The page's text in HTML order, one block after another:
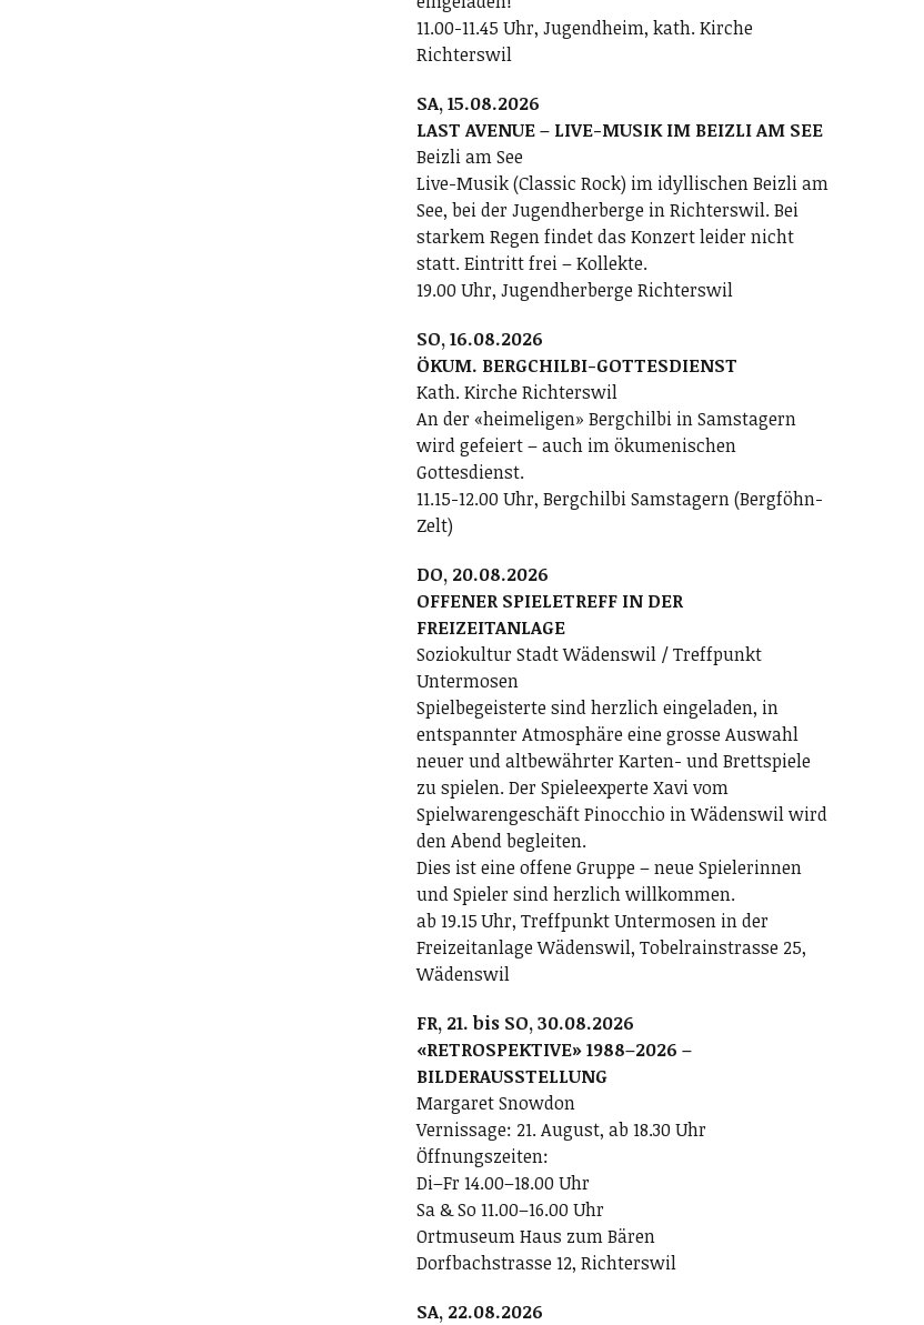
11.00-11.45 Uhr, Jugendheim, kath. Kirche
Richterswil
SA, 15.08.2026
LAST AVENUE – LIVE-MUSIK IM BEIZLI AM SEE
Beizli am See
Live-Musik (Classic Rock) im idyllischen Beizli am
See, bei der Jugendherberge in Richterswil. Bei
starkem Regen findet das Konzert leider nicht
statt. Eintritt frei – Kollekte.
19.00 Uhr, Jugendherberge Richterswil
SO, 16.08.2026
ÖKUM. BERGCHILBI-GOTTESDIENST
Kath. Kirche Richterswil
An der «heimeligen» Bergchilbi in Samstagern
wird gefeiert – auch im ökumenischen
Gottesdienst.
11.15-12.00 Uhr, Bergchilbi Samstagern (Bergföhn-
Zelt)
DO, 20.08.2026
OFFENER SPIELETREFF IN DER
FREIZEITANLAGE
Soziokultur Stadt Wädenswil / Treffpunkt
Untermosen
Spielbegeisterte sind herzlich eingeladen, in
entspannter Atmosphäre eine grosse Auswahl
neuer und altbewährter Karten- und Brettspiele
zu spielen. Der Spieleexperte Xavi vom
Spielwarengeschäft Pinocchio in Wädenswil wird
den Abend begleiten.
Dies ist eine offene Gruppe – neue Spielerinnen
und Spieler sind herzlich willkommen.
ab 19.15 Uhr, Treffpunkt Untermosen in der
Freizeitanlage Wädenswil, Tobelrainstrasse 25,
Wädenswil
FR, 21. bis SO, 30.08.2026
«RETROSPEKTIVE» 1988–2026 –
BILDERAUSSTELLUNG
Margaret Snowdon
Vernissage: 21. August, ab 18.30 Uhr
Öffnungszeiten:
Di–Fr 14.00–18.00 Uhr
Sa & So 11.00–16.00 Uhr
Ortmuseum Haus zum Bären
Dorfbachstrasse 12, Richterswil
SA, 22.08.2026